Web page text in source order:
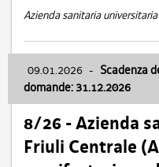
Azienda sanitaria
09.01.2026 - Scadenza
domande: 31.12.2026
8/26 - Azienda
Friuli Centrale